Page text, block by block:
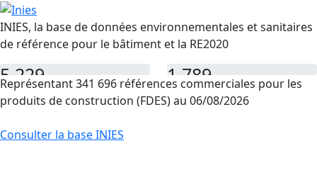
INIES, la base de données environnementales et sanitaires
de référence pour le bâtiment et la RE2020
5 229
FDES
1 789
PEP
Représentant 341 696 références commerciales pour les
produits de construction (FDES) au 06/08/2026
Consulter la base INIES